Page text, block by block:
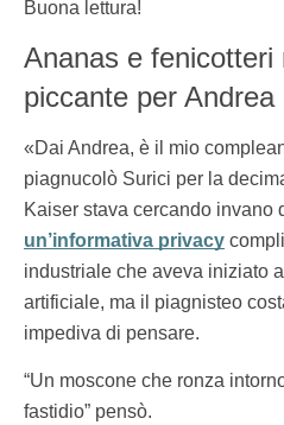
Buona lettura!
Ananas e fenicotteri
piccante per Andrea
«Dai Andrea, è il mio
piagnucolò Surici per la
Kaiser stava cercando invano
un’informativa privacy
industriale che aveva iniziato
artificiale, ma il piagnisteo
impediva di pensare.
“Un moscone che ronza
fastidio” pensò.